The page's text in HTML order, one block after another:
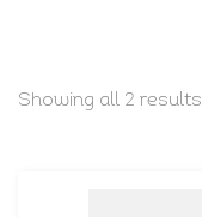
Showing all 2 results